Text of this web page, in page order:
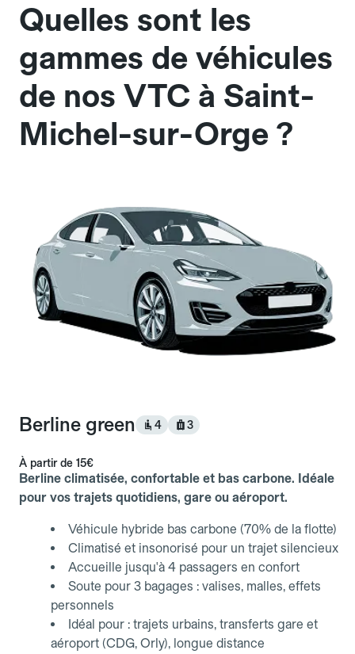
Quelles sont les
gammes de véhicules
de nos VTC à Saint-
Michel-sur-Orge ?
Berline green 4 3
À partir de 15€
Berline climatisée, confortable et bas carbone. Idéale
pour vos trajets quotidiens, gare ou aéroport.
Véhicule hybride bas carbone (70% de la flotte)
Climatisé et insonorisé pour un trajet silencieux
Accueille jusqu'à 4 passagers en confort
Soute pour 3 bagages : valises, malles, effets
personnels
Idéal pour : trajets urbains, transferts gare et
aéroport (CDG, Orly), longue distance